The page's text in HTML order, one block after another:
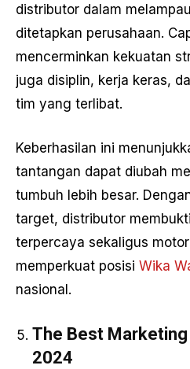
distributor dalam
ditetapkan perusahaan.
mencerminkan kekuatan
juga disiplin, kerja keras,
tim yang terlibat.
Keberhasilan ini
tantangan dapat diubah
tumbuh lebih besar.
target, distributor
terpercaya sekaligus
memperkuat posisi Wika
nasional.
The Best
2024